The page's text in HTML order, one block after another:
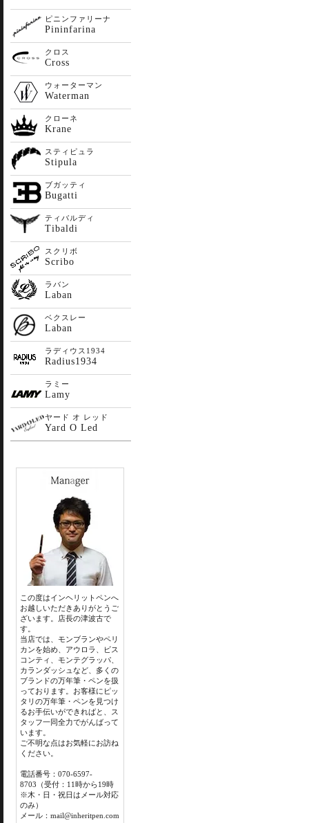
ピニンファリーナ
Pininfarina
クロス
Cross
ウォーターマン
Waterman
クローネ
Krane
スティピュラ
Stipula
ブガッティ
Bugatti
ティバルディ
Tibaldi
スクリボ
Scribo
ラバン
Laban
ベクスレー
Laban
ラディウス1934
Radius1934
ラミー
Lamy
ヤード オ レッド
Yard O Led
この度はインヘリットペンへ
お越しいただきありがとうご
ざいます。店長の津波古で
す。
当店では、モンブランやペリ
カンを始め、アウロラ、ビス
コンティ、モンテグラッパ、
カランダッシュなど、多くの
ブランドの万年筆・ペンを扱
っております。お客様にピッ
タリの万年筆・ペンを見つけ
るお手伝いができればと、ス
タッフ一同全力でがんばって
います。
ご不明な点はお気軽にお訪ね
ください。
電話番号：070-6597-
8703（受付：11時から19時
※木・日・祝日はメール対応
のみ）
メール：mail@inheritpen.com